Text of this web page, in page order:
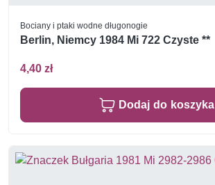
Bociany i ptaki wodne długonogie
Berlin, Niemcy 1984 Mi 722 Czyste **
4,40 zł
Dodaj do koszyka